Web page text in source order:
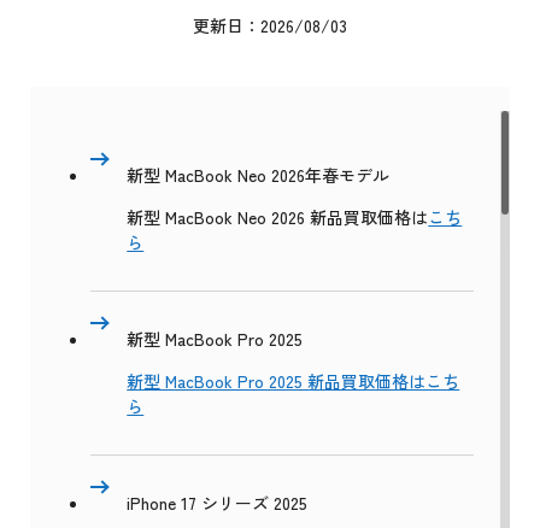
更新日：2026/08/03
新型 MacBook Neo 2026年春モデル
新型 MacBook Neo 2026 新品買取価格はこち
ら
新型 MacBook Pro 2025
新型 MacBook Pro 2025 新品買取価格はこち
ら
iPhone 17 シリーズ 2025